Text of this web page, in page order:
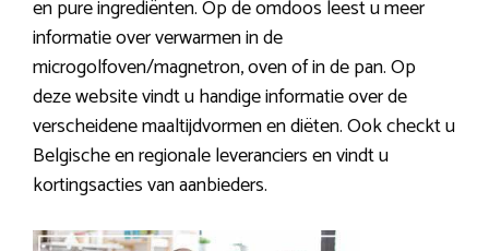
en pure ingrediënten. Op de omdoos leest u meer
informatie over verwarmen in de
microgolfoven/magnetron, oven of in de pan. Op
deze website vindt u handige informatie over de
verscheidene maaltijdvormen en diëten. Ook checkt u
Belgische en regionale leveranciers en vindt u
kortingsacties van aanbieders.